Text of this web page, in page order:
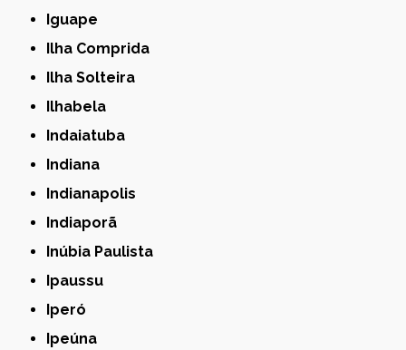
Iguape
Ilha Comprida
Ilha Solteira
Ilhabela
Indaiatuba
Indiana
Indianapolis
Indiaporã
Inúbia Paulista
Ipaussu
Iperó
Ipeúna